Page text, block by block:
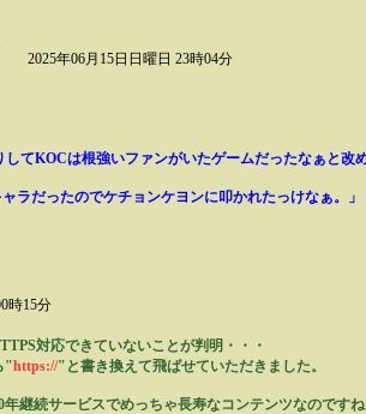
2025年06月15日日曜日 23時04分
てKOCは根強いファンがいたゲームだったなぁと改
ラだったのでケチョンケヨンに叩かれたっけなぁ。」
時15分
対応できていないことが判明・・・
"https://"と書き換えて飛ばせていただきました。
継続サービスでめっちゃ長寿なコンテンツなのですね